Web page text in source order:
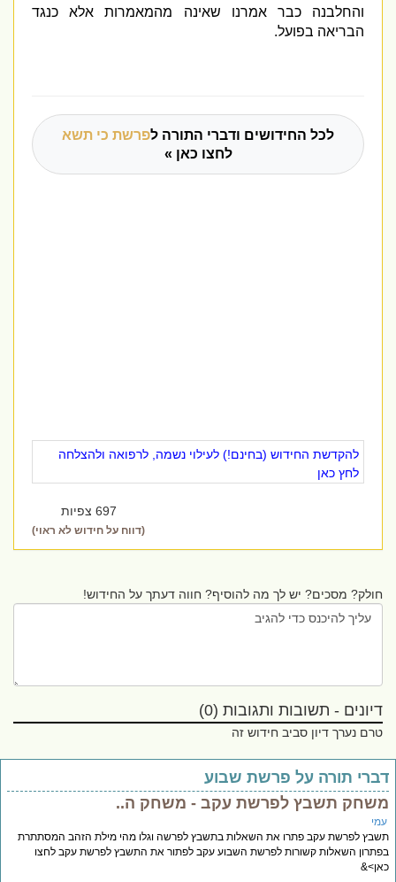
והחלבנה כבר אמרנו שאינה מהמאמרות אלא כנגד
הבריאה בפועל.
לכל החידושים ודברי התורה לפרשת כי תשא
לחצו כאן »
להקדשת החידוש (בחינם!) לעילוי נשמה, לרפואה ולהצלחה
לחץ כאן
697 צפיות
(דווח על חידוש לא ראוי)
חולק? מסכים? יש לך מה להוסיף? חווה דעתך על החידוש!
דיונים - תשובות ותגובות (0)
טרם נערך דיון סביב חידוש זה
תורה על פרשת שבוע
תשבץ לפרשת עקב - משחק ה..
לפרשת עקב פתרו את השאלות בתשבץ לפרשה וגלו מהי מילת הזהב המסתתרת
השאלות קשורות לפרשת השבוע עקב לפתור את התשבץ לפרשת עקב לחצו